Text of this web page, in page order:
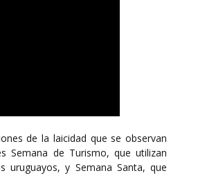
de la laicidad que se observan
Semana de Turismo, que utilizan
uruguayos, y Semana Santa, que